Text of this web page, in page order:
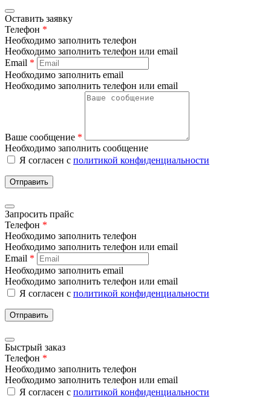
Оставить заявку
Телефон *
Необходимо заполнить телефон
Необходимо заполнить телефон или email
Email *
Необходимо заполнить email
Необходимо заполнить телефон или email
Ваше сообщение *
Необходимо заполнить сообщение
Я согласен с политикой конфиденциальности
Отправить
Запросить прайс
Телефон *
Необходимо заполнить телефон
Необходимо заполнить телефон или email
Email *
Необходимо заполнить email
Необходимо заполнить телефон или email
Я согласен с политикой конфиденциальности
Отправить
Быстрый заказ
Телефон *
Необходимо заполнить телефон
Необходимо заполнить телефон или email
Я согласен с политикой конфиденциальности